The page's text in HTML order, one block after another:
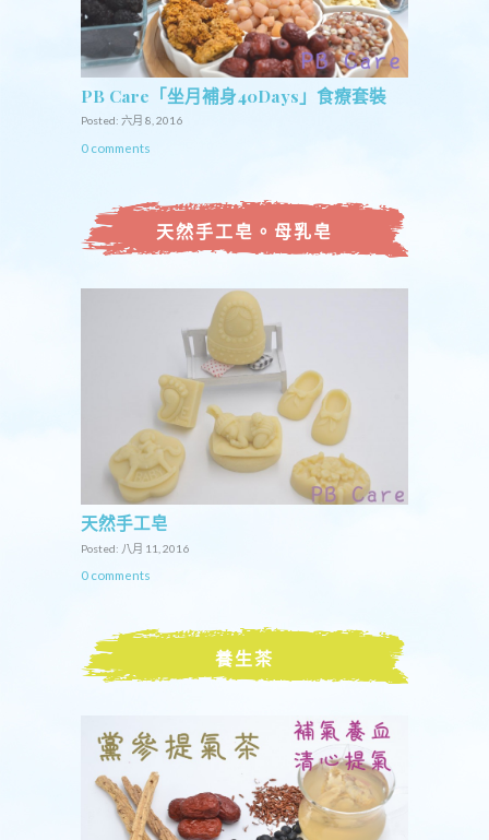
PB Care「坐月補身40Days」食療套裝
Posted: 六月 8, 2016
0 comments
天然手工皂。母乳皂
天然手工皂
Posted: 八月 11, 2016
0 comments
養生茶